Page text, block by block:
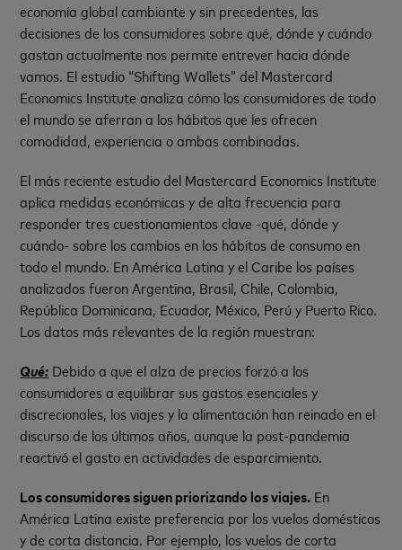
economía global cambiante y sin precedentes, las
decisiones de los consumidores sobre qué, dónde y cuándo
gastan actualmente nos permite entrever hacia dónde
vamos. El estudio “Shifting Wallets” del Mastercard
Economics Institute analiza cómo los consumidores de todo
el mundo se aferran a los hábitos que les ofrecen
comodidad, experiencia o ambas combinadas.
El más reciente estudio del Mastercard Economics Institute
aplica medidas económicas y de alta frecuencia para
responder tres cuestionamientos clave -qué, dónde y
cuándo- sobre los cambios en los hábitos de consumo en
todo el mundo. En América Latina y el Caribe los países
analizados fueron Argentina, Brasil, Chile, Colombia,
República Dominicana, Ecuador, México, Perú y Puerto Rico.
Los datos más relevantes de la región muestran:
Qué: Debido a que el alza de precios forzó a los
consumidores a equilibrar sus gastos esenciales y
discrecionales, los viajes y la alimentación han reinado en el
discurso de los últimos años, aunque la post-pandemia
reactivó el gasto en actividades de esparcimiento.
Los consumidores siguen priorizando los viajes. En
América Latina existe preferencia por los vuelos domésticos
y de corta distancia. Por ejemplo, los vuelos de corta